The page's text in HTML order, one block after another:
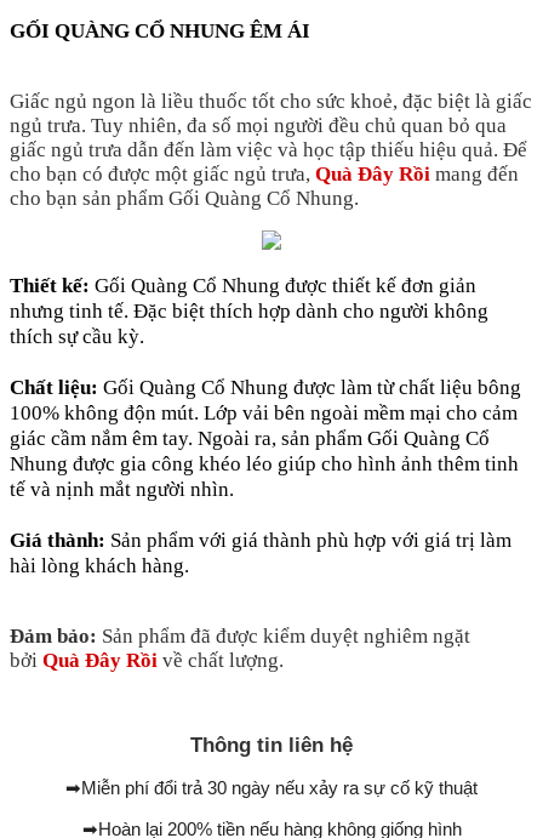
GỐI QUÀNG CỔ NHUNG ÊM ÁI
Giấc ngủ ngon là liều thuốc tốt cho sức khoẻ, đặc biệt là giấc
ngủ trưa. Tuy nhiên, đa số mọi người đều chủ quan bỏ qua
giấc ngủ trưa dẫn đến làm việc và học tập thiếu hiệu quả. Để
cho bạn có được một giấc ngủ trưa, Quà Đây Rồi mang đến
cho bạn sản phẩm Gối Quàng Cổ Nhung.
Thiết kế: Gối Quàng Cổ Nhung được thiết kế đơn giản
nhưng tinh tế. Đặc biệt thích hợp dành cho người không
thích sự cầu kỳ.
Chất liệu: Gối Quàng Cổ Nhung được làm từ chất liệu bông
100% không độn mút. Lớp vải bên ngoài mềm mại cho cảm
giác cầm nắm êm tay. Ngoài ra, sản phẩm Gối Quàng Cổ
Nhung được gia công khéo léo giúp cho hình ảnh thêm tinh
tế và nịnh mắt người nhìn.
Giá thành: Sản phẩm với giá thành phù hợp với giá trị làm
hài lòng khách hàng.
Đảm bảo: Sản phẩm đã được kiểm duyệt nghiêm ngặt
bởi Quà Đây Rồi về chất lượng.
Thông tin liên hệ
➡Miễn phí đổi trả 30 ngày nếu xảy ra sự cố kỹ thuật
➡Hoàn lại 200% tiền nếu hàng không giống hình